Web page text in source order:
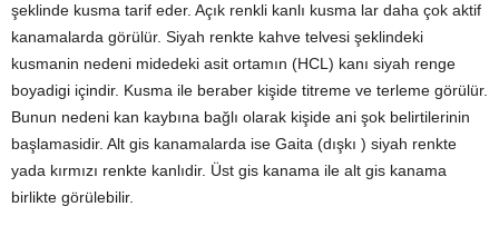
şeklinde kusma tarif eder. Açık renkli kanlı kusma lar daha çok aktif
kanamalarda görülür. Siyah renkte kahve telvesi şeklindeki
kusmanin nedeni midedeki asit ortamın (HCL) kanı siyah renge
boyadigi içindir. Kusma ile beraber kişide titreme ve terleme görülür.
Bunun nedeni kan kaybına bağlı olarak kişide ani şok belirtilerinin
başlamasidir. Alt gis kanamalarda ise Gaita (dışkı ) siyah renkte
yada kırmızı renkte kanlıdir. Üst gis kanama ile alt gis kanama
birlikte görülebilir.